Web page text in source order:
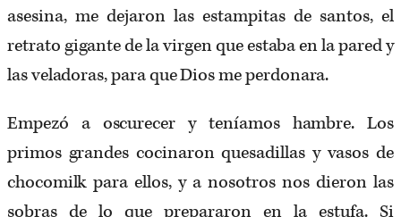
asesina, me dejaron las estampitas de santos, el
retrato gigante de la virgen que estaba en la pared y
las veladoras, para que Dios me perdonara.
Empezó a oscurecer y teníamos hambre. Los
primos grandes cocinaron quesadillas y vasos de
chocomilk para ellos, y a nosotros nos dieron las
sobras de lo que prepararon en la estufa. Si